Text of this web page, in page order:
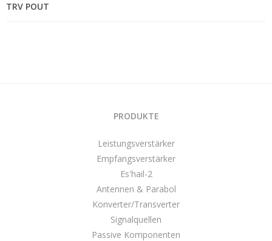
TRV POUT
PRODUKTE
Leistungsverstärker
Empfangsverstärker
Es'hail-2
Antennen & Parabol
Konverter/Transverter
Signalquellen
Passive Komponenten